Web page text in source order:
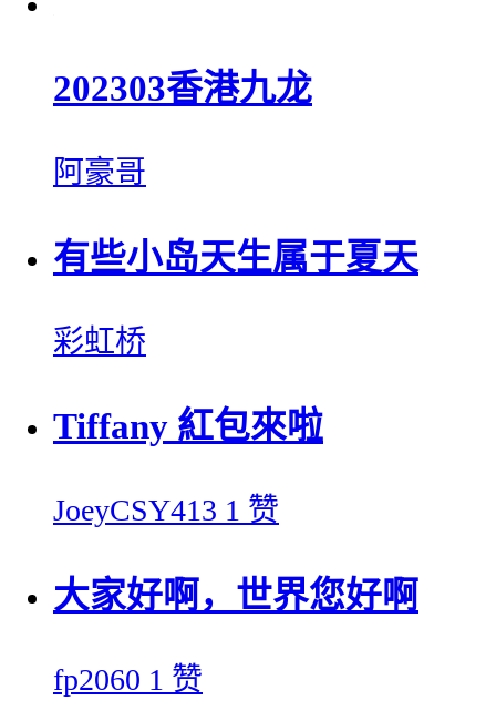
202303香港九龙
阿豪哥
有些小岛天生属于夏天
彩虹桥
Tiffany 紅包來啦
JoeyCSY413 1 赞
大家好啊，世界您好啊
fp2060 1 赞